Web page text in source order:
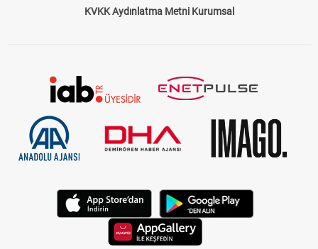
KVKK Aydınlatma Metni Kurumsal